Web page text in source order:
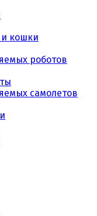
и кошки
роботов
самолетов